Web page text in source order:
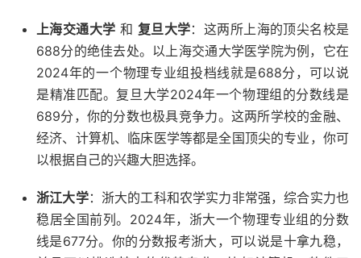
上海交通大学 和 复旦大学：这两所上海的顶尖名校是
688分的绝佳去处。以上海交通大学医学院为例，它在
2024年的一个物理专业组投档线就是688分，可以说
是精准匹配。复旦大学2024年一个物理组的分数线是
689分，你的分数也极具竞争力。这两所学校的金融、
经济、计算机、临床医学等都是全国顶尖的专业，你可
以根据自己的兴趣大胆选择。
浙江大学：浙大的工科和农学实力非常强，综合实力也
稳居全国前列。2024年，浙大一个物理专业组的分数
线是677分。你的分数报考浙大，可以说是十拿九稳，